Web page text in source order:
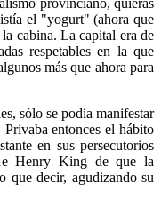
provinciano, quieras
el "yogurt" (ahora que
cabina. La capital era de
respetables en la que
más que ahora para
sólo se podía manifestar
entonces el hábito
en sus persecutorios
Henry King de que la
que decir, agudizando su